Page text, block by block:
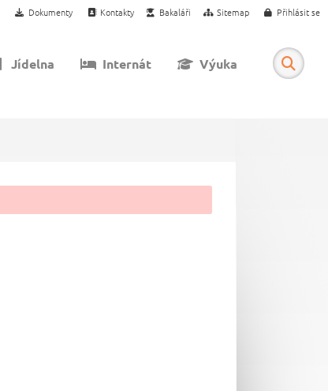
Dokumenty Kontakty Bakaláři Sitemap Přihlásit se
Jídelna Internát Výuka